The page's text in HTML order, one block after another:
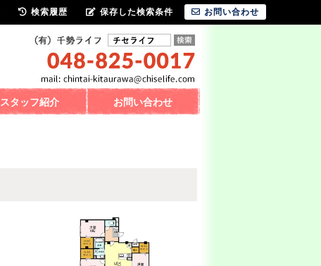
スタッフ紹介 お問い合わせ
検索履歴 保存した検索条件 お問い合わせ